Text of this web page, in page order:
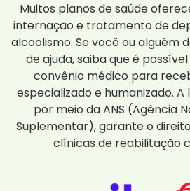
Muitos planos de saúde
internação e tratamento de
alcoolismo. Se você ou alguém
de ajuda, saiba que é
convênio médico para
especializado e humanizado. A
por meio da ANS (Agência
Suplementar), garante o
clínicas de reabilitação